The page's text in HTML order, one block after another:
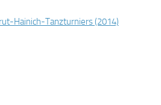
Hainich-Tanzturniers (2014)